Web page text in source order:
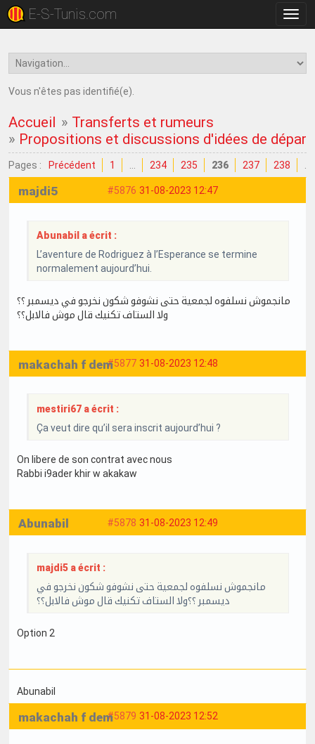
la
E-S-Tunis.com
Vous n'êtes pas identifié(e).
Accueil » Transferts et rumeurs
» Propositions et discussions d'idées de
Pages : Précédent 1 234 235 236 237 238
#5876 31-08-2023 12:47
majdi5
Abunabil a écrit :
L’aventure de Rodriguez à l’Esperance se termine
normalement aujourd’hui.
مانجموش نسلفوه لجمعية حتى نشوفو شكون نخرجو في ديسمبر ؟؟
ولا الستاف تكنيك قال موش فالابل؟؟
#5877 31-08-2023 12:48
makachah f dem
mestiri67 a écrit :
Ça veut dire qu’il sera inscrit aujourd’hui ?
On libere de son contrat avec nous
Rabbi i9ader khir w akakaw
#5878 31-08-2023 12:49
Abunabil
majdi5 a écrit :
مانجموش نسلفوه لجمعية حتى نشوفو شكون نخرجو في
ديسمبر ؟؟ولا الستاف تكنيك قال موش فالابل؟؟
Option 2
Abunabil
#5879 31-08-2023 12:52
makachah f dem